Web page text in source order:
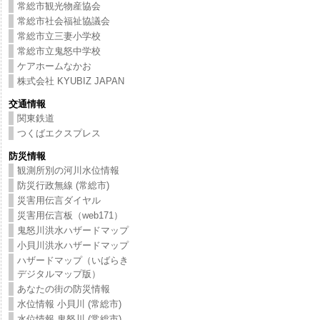
常総市観光物産協会
常総市社会福祉協議会
常総市立三妻小学校
常総市立鬼怒中学校
ケアホームなかお
株式会社 KYUBIZ JAPAN
交通情報
関東鉄道
つくばエクスプレス
防災情報
観測所別の河川水位情報
防災行政無線 (常総市)
災害用伝言ダイヤル
災害用伝言板（web171）
鬼怒川洪水ハザードマップ
小貝川洪水ハザードマップ
ハザードマップ（いばらき
デジタルマップ版）
あなたの街の防災情報
水位情報 小貝川 (常総市)